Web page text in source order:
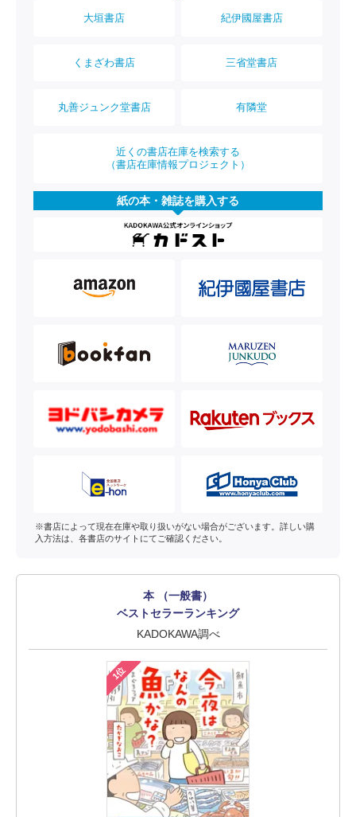
大垣書店 紀伊國屋書店
くまざわ書店 三省堂書店
丸善ジュンク堂書店 有隣堂
近くの書店在庫を検索する
（書店在庫情報プロジェクト）
紙の本・雑誌を購入する
※書店によって現在在庫や取り扱いがない場合がございます。詳しい購
入方法は、各書店のサイトにてご確認ください。
本 （一般書）
ベストセラーランキング
KADOKAWA調べ
1位